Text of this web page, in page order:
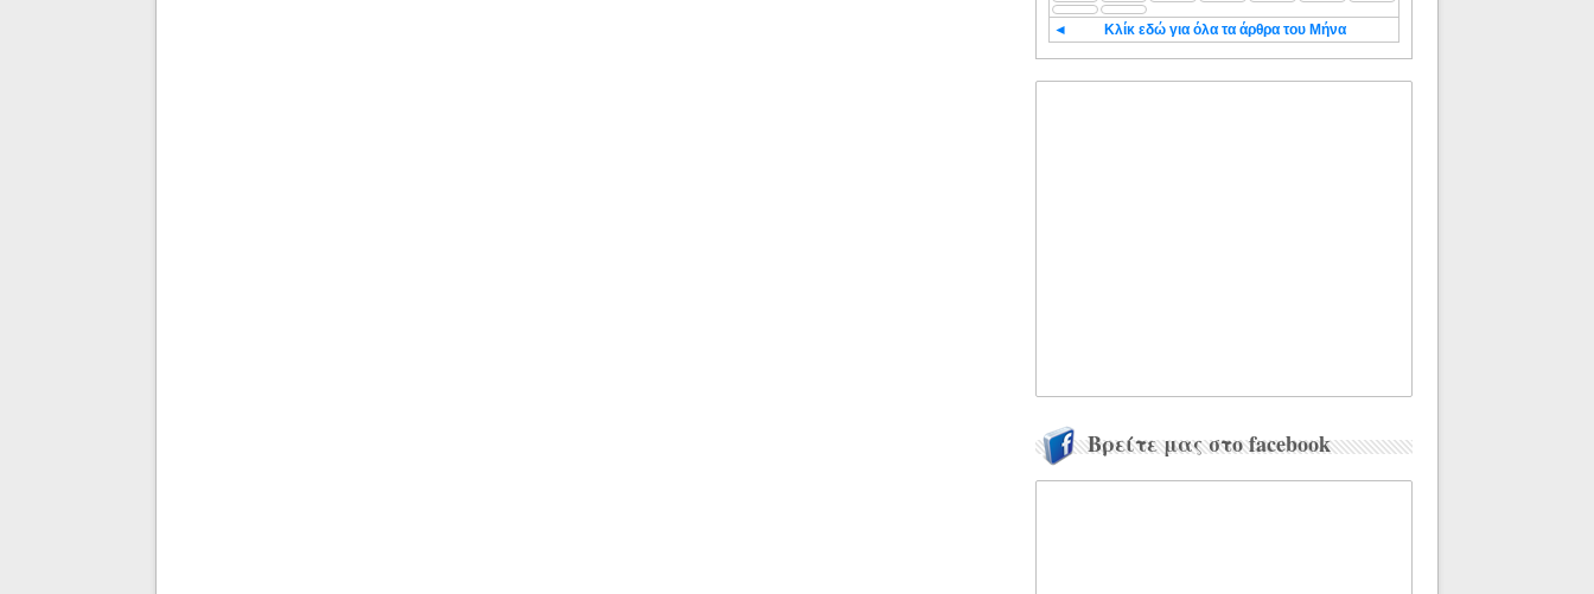
◄ Κλίκ εδώ για όλα τα άρθρα του Μήνα
Βρείτε μας στο facebook